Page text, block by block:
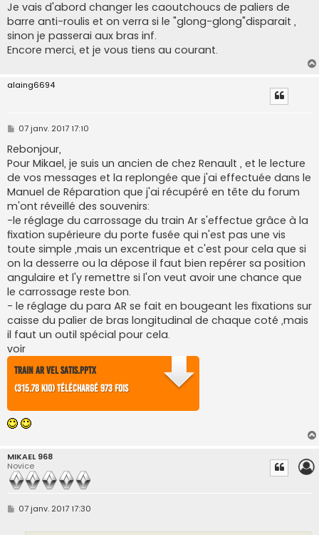
Je vais d'abord changer les caoutchoucs de paliers de
barre anti-roulis et on verra si le "glong-glong"disparait ,
sinon je passerai aux bras inf.
Encore merci, et je vous tiens au courant.
alaing6694
M
s
s
a
g
e
07 janv. 2017 17:10
Rebonjour,
Pour Mikael, je suis un ancien de chez Renault , et le lecture
de vos messages et la replongée que j'ai effectuée dans le
Manuel de Réparation que j'ai récupéré en tête du forum
m'ont réveillé des souvenirs:
-le réglage du carrossage du train Ar s'effectue grâce à la
fixation supérieure du porte fusée qui n'est pas une vis
toute simple ,mais un excentrique et c'est pour cela que si
on la desserre ou la dépose il faut bien repérer sa position
angulaire et l'y remettre si l'on veut avoir une chance que
le carrossage reste bon.
- le réglage du para AR se fait en bougeant les fixations sur
caisse du palier de bras longitudinal de chaque coté ,mais
il faut un outil spécial pour cela.
voir
TRAIN AR VEL SATIS.PPTX
(315.78 Kio) Téléchargé 973 fois
MIKAEL 968
Novice
M
07 janv. 2017 17:30